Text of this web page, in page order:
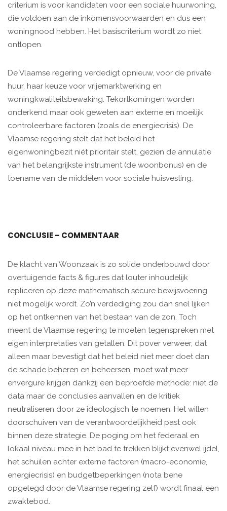
criterium is voor kandidaten voor een sociale huurwoning,
die voldoen aan de inkomensvoorwaarden en dus een
woningnood hebben. Het basiscriterium wordt zo niet
ontlopen.
De Vlaamse regering verdedigt opnieuw, voor de private
huur, haar keuze voor vrijemarktwerking en
woningkwaliteitsbewaking. Tekortkomingen worden
onderkend maar ook geweten aan externe en moeilijk
controleerbare factoren (zoals de energiecrisis). De
Vlaamse regering stelt dat het beleid het
eigenwoningbezit niét prioritair stelt, gezien de annulatie
van het belangrijkste instrument (de woonbonus) en de
toename van de middelen voor sociale huisvesting.
CONCLUSIE – COMMENTAAR
De klacht van Woonzaak is zo solide onderbouwd door
overtuigende facts & figures dat louter inhoudelijk
repliceren op deze mathematisch secure bewijsvoering
niet mogelijk wordt. Zo’n verdediging zou dan snel lijken
op het ontkennen van het bestaan van de zon. Toch
meent de Vlaamse regering te moeten tegenspreken met
eigen interpretaties van getallen. Dit pover verweer, dat
alleen maar bevestigt dat het beleid niet meer doet dan
de schade beheren en beheersen, moet wat meer
envergure krijgen dankzij een beproefde methode: niet de
data maar de conclusies aanvallen en de kritiek
neutraliseren door ze ideologisch te noemen. Het willen
doorschuiven van de verantwoordelijkheid past ook
binnen deze strategie. De poging om het federaal en
lokaal niveau mee in het bad te trekken blijkt evenwel ijdel,
het schuilen achter externe factoren (macro-economie,
energiecrisis) en budgetbeperkingen (nota bene
opgelegd door de Vlaamse regering zelf) wordt finaal een
zwaktebod.